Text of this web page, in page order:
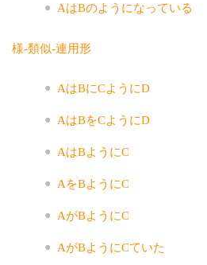
AはBのようになっている
様-類似-連用形
AはBにCようにD
AはBをCようにD
AはBようにC
AをBようにC
AがBようにC
AがBようにCていた